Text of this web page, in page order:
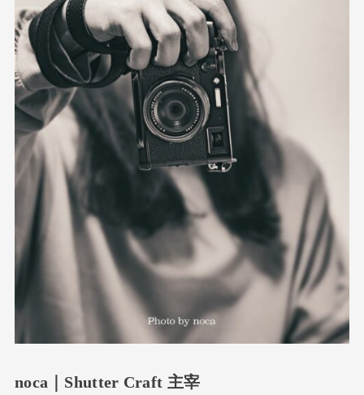
noca｜ Shutter Craft 主宰